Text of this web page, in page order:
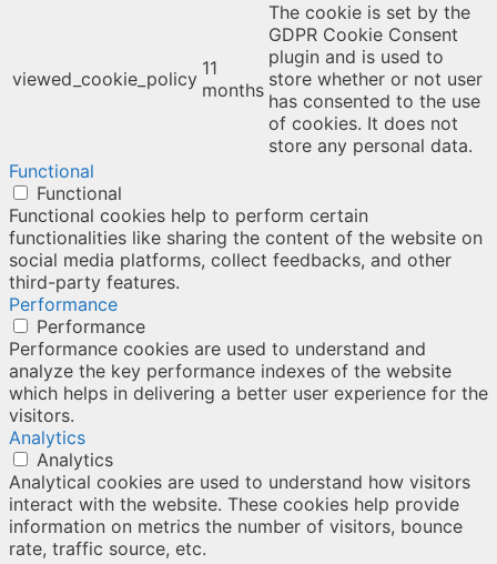
viewed_cookie_policy 11
months
The cookie is set by the
GDPR Cookie Consent
plugin and is used to
store whether or not user
has consented to the use
of cookies. It does not
store any personal data.
Functional
Functional
Functional cookies help to perform certain
functionalities like sharing the content of the website on
social media platforms, collect feedbacks, and other
third-party features.
Performance
Performance
Performance cookies are used to understand and
analyze the key performance indexes of the website
which helps in delivering a better user experience for the
visitors.
Analytics
Analytics
Analytical cookies are used to understand how visitors
interact with the website. These cookies help provide
information on metrics the number of visitors, bounce
rate, traffic source, etc.